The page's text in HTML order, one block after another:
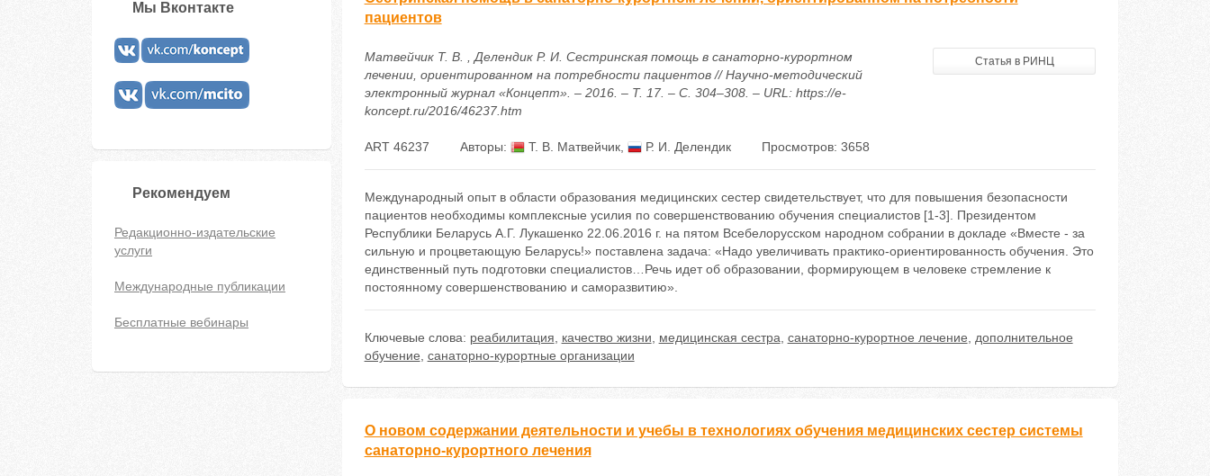
Мы Вконтакте
Рекомендуем
Редакционно-издательские
услуги
Международные публикации
Бесплатные вебинары
пациентов
Матвейчик Т. В. , Делендик Р. И. Сестринская помощь в санаторно-курортном
лечении, ориентированном на потребности пациентов // Научно-методический
электронный журнал «Концепт». – 2016. – Т. 17. – С. 304–308. – URL: https://e-
koncept.ru/2016/46237.htm
Статья в РИНЦ
ART 46237 Авторы: Т. В. Матвейчик, Р. И. Делендик Просмотров: 3658
Международный опыт в области образования медицинских сестер свидетельствует, что для повышения безопасности
пациентов необходимы комплексные усилия по совершенствованию обучения специалистов [1-3]. Президентом
Республики Беларусь А.Г. Лукашенко 22.06.2016 г. на пятом Всебелорусском народном собрании в докладе «Вместе - за
сильную и процветающую Беларусь!» поставлена задача: «Надо увеличивать практико-ориентированность обучения. Это
единственный путь подготовки специалистов…Речь идет об образовании, формирующем в человеке стремление к
постоянному совершенствованию и саморазвитию».
Ключевые слова: реабилитация качество жизни медицинская сестра санаторно-курортное лечение
дополнительное
обучение санаторно-курортные организации
О новом содержании деятельности и учебы в технологиях обучения медицинских сестер системы
санаторно-курортного лечения